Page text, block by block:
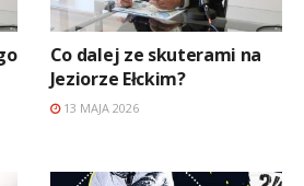
Co dalej ze skuterami na
Jeziorze Ełckim?
13 MAJA 2026